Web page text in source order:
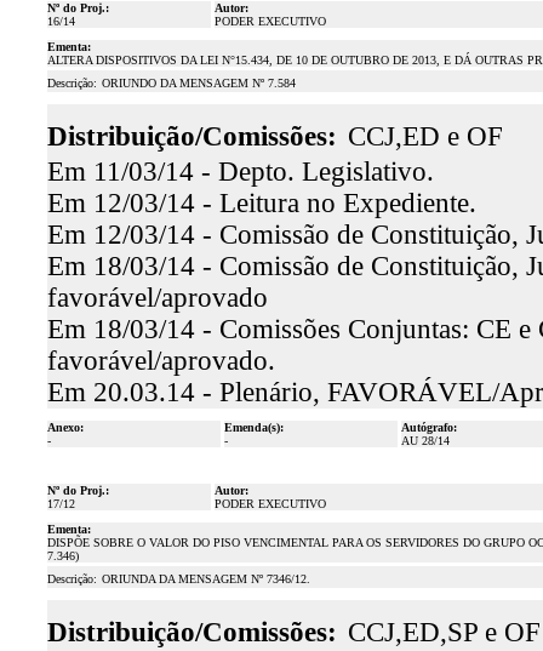
Nº do Proj.:
16/14
Autor:
PODER EXECUTIVO
Ementa:
ALTERA DISPOSITIVOS DA LEI N°15.434, DE 10 DE OUTUBRO DE 2013, E DÁ OUTRAS
Descrição: ORIUNDO DA MENSAGEM Nº 7.584
Distribuição/Comissões: CCJ,ED e OF
Em 11/03/14 - Depto. Legislativo.
Em 12/03/14 - Leitura no Expediente.
Em 12/03/14 - Comissão de Constituição,
Em 18/03/14 - Comissão de Constituição,
favorável/aprovado
Em 18/03/14 - Comissões Conjuntas: CE
favorável/aprovado.
Em 20.03.14 - Plenário, FAVORÁVEL/
Anexo:
-
Emenda(s):
-
Autógrafo:
AU 28/14
Nº do Proj.:
17/12
Autor:
PODER EXECUTIVO
Ementa:
DISPÕE SOBRE O VALOR DO PISO VENCIMENTAL PARA OS SERVIDORES DO GRUPO
7.346)
Descrição: ORIUNDA DA MENSAGEM Nº 7346/12.
Distribuição/Comissões: CCJ,ED,SP e OF